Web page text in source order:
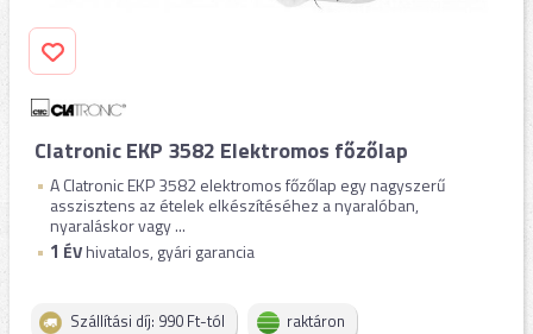
Clatronic EKP 3582 Elektromos főzőlap
A Clatronic EKP 3582 elektromos főzőlap egy nagyszerű
asszisztens az ételek elkészítéséhez a nyaralóban,
nyaraláskor vagy ...
1 ÉVhivatalos, gyári garancia
Szállítási díj: 990 Ft-tól raktáron